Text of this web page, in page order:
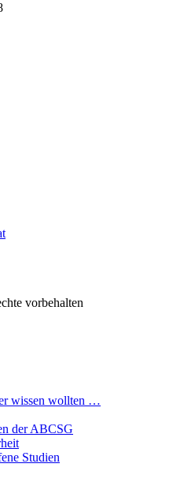
vorbehalten
wissen wollten …
der ABCSG
Studien